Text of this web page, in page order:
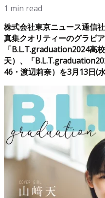
1 min read
株式会社東京ニュース通信
真集クオリティーのグラビ
「B.L.T.graduation2024高
天）、「
46・渡辺莉奈）を3月13日(